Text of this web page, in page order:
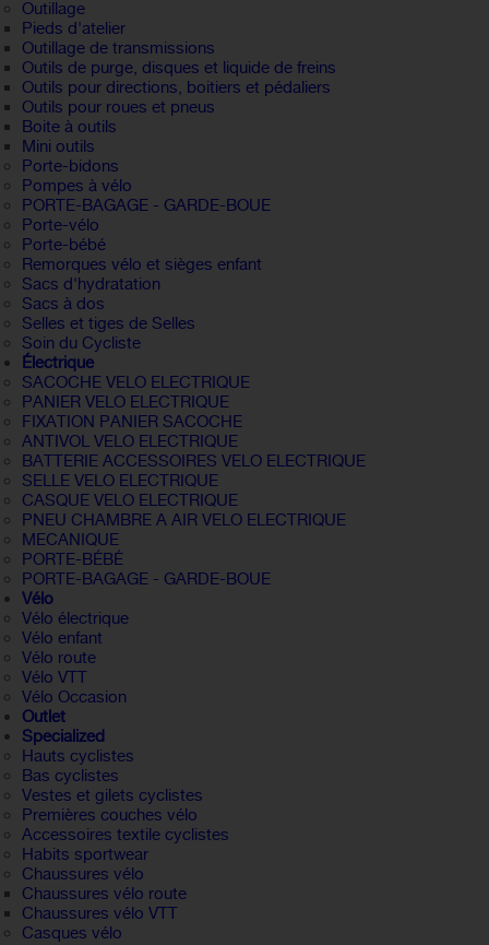
Outillage
Pieds d'atelier
Outillage de transmissions
Outils de purge, disques et liquide de freins
Outils pour directions, boitiers et pédaliers
Outils pour roues et pneus
Boite à outils
Mini outils
Porte-bidons
Pompes à vélo
PORTE-BAGAGE - GARDE-BOUE
Porte-vélo
Porte-bébé
Remorques vélo et sièges enfant
Sacs d'hydratation
Sacs à dos
Selles et tiges de Selles
Soin du Cycliste
Électrique
SACOCHE VELO ELECTRIQUE
PANIER VELO ELECTRIQUE
FIXATION PANIER SACOCHE
ANTIVOL VELO ELECTRIQUE
BATTERIE ACCESSOIRES VELO ELECTRIQUE
SELLE VELO ELECTRIQUE
CASQUE VELO ELECTRIQUE
PNEU CHAMBRE A AIR VELO ELECTRIQUE
MECANIQUE
PORTE-BÉBÉ
PORTE-BAGAGE - GARDE-BOUE
Vélo
Vélo électrique
Vélo enfant
Vélo route
Vélo VTT
Vélo Occasion
Outlet
Specialized
Hauts cyclistes
Bas cyclistes
Vestes et gilets cyclistes
Premières couches vélo
Accessoires textile cyclistes
Habits sportwear
Chaussures vélo
Chaussures vélo route
Chaussures vélo VTT
Casques vélo